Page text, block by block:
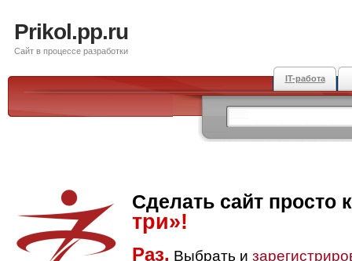
Prikol.pp.ru
Сайт в процессе разработки
IT-работа
Сделать сайт просто
три»!
Раз. Выбрать и